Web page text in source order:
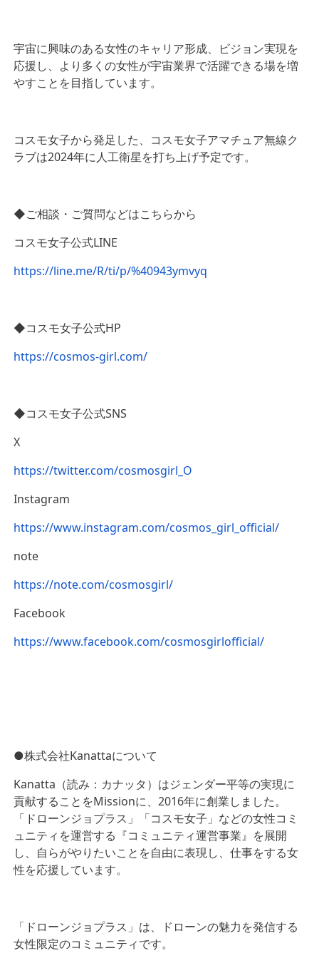
宇宙に興味のある女性のキャリア形成、ビジョン実現を
応援し、より多くの女性が宇宙業界で活躍できる場を増
やすことを目指しています。
コスモ女子から発足した、コスモ女子アマチュア無線ク
ラブは2024年に人工衛星を打ち上げ予定です。
◆ご相談・ご質問などはこちらから
コスモ女子公式LINE
https://line.me/R/ti/p/%40943ymvyq
◆コスモ女子公式HP
https://cosmos-girl.com/
◆コスモ女子公式SNS
X
https://twitter.com/cosmosgirl_O
Instagram
https://www.instagram.com/cosmos_girl_official/
note
https://note.com/cosmosgirl/
Facebook
https://www.facebook.com/cosmosgirlofficial/
●株式会社Kanattaについて
Kanatta（読み：カナッタ）はジェンダー平等の実現に
貢献することをMissionに、2016年に創業しました。
「ドローンジョプラス」「コスモ女子」などの女性コミ
ュニティを運営する『コミュニティ運営事業』を展開
し、自らがやりたいことを自由に表現し、仕事をする女
性を応援しています。
「ドローンジョプラス」は、ドローンの魅力を発信する
女性限定のコミュニティです。